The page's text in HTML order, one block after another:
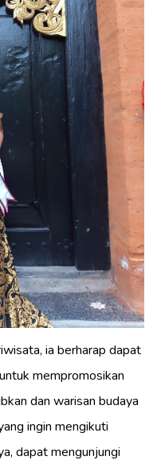
ia berharap dapat
mempromosikan
dan warisan budaya
ingin mengikuti
dapat mengunjungi